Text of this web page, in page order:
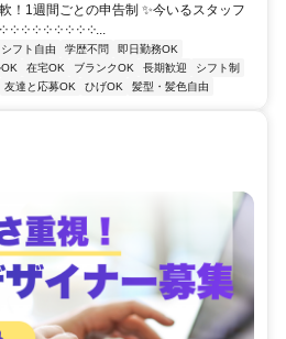
！1週間ごとの申告制 ✨今いるスタッフ
༶ ༶ ༶ ༶ ༶ ༶ ༶ ༶...
シフト自由 学歴不問
即日勤務OK
在宅OK ブランクOK 長期歓迎
シフト制
友達と応募OK ひげOK 髪型・髪色自由